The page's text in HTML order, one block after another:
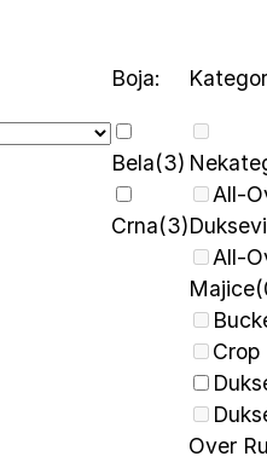
Boja:
Bela(3)
Crna(3)
All-
Duksevi
All-
Majice
Crop
Over